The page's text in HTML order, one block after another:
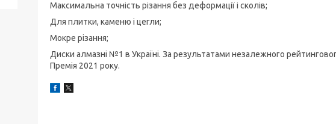
Максимальна точність різання без деформації і сколів;
Для плитки, каменю і цегли;
Мокре різання;
Диски алмазні №1 в Україні. За результатами незалежного
Премія 2021 року.